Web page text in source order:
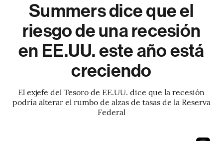
Summers dice que el
riesgo de una recesión
en EE.UU. este año está
creciendo
El exjefe del Tesoro de EE.UU. dice que la recesión
podría alterar el rumbo de alzas de tasas de la Reserva
Federal